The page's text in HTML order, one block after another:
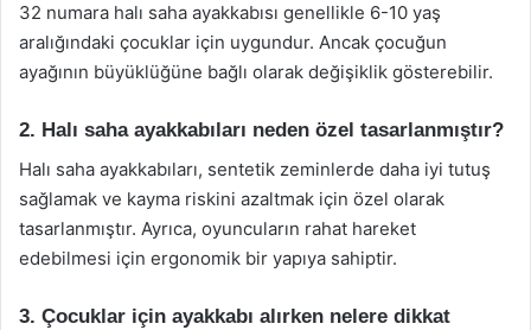
32 numara halı saha ayakkabısı genellikle 6-10 yaş
aralığındaki çocuklar için uygundur. Ancak çocuğun
ayağının büyüklüğüne bağlı olarak değişiklik gösterebilir.
2. Halı saha ayakkabıları neden özel tasarlanmıştır?
Halı saha ayakkabıları, sentetik zeminlerde daha iyi tutuş
sağlamak ve kayma riskini azaltmak için özel olarak
tasarlanmıştır. Ayrıca, oyuncuların rahat hareket
edebilmesi için ergonomik bir yapıya sahiptir.
3. Çocuklar için ayakkabı alırken nelere dikkat